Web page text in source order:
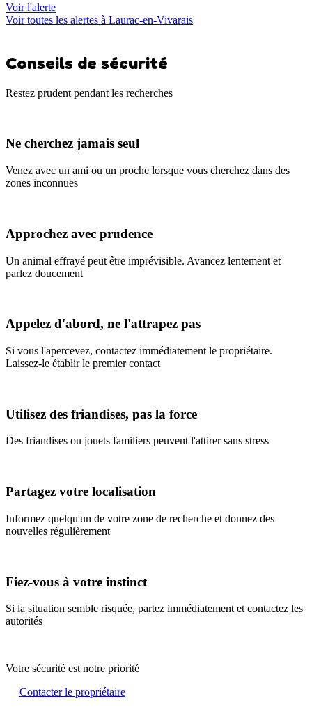
Voir l'alerte
Voir toutes les alertes à Laurac-en-Vivarais
Conseils de sécurité
Restez prudent pendant les recherches
Ne cherchez jamais seul
Venez avec un ami ou un proche lorsque vous cherchez dans des
zones inconnues
Approchez avec prudence
Un animal effrayé peut être imprévisible. Avancez lentement et
parlez doucement
Appelez d'abord, ne l'attrapez pas
Si vous l'apercevez, contactez immédiatement le propriétaire.
Laissez-le établir le premier contact
Utilisez des friandises, pas la force
Des friandises ou jouets familiers peuvent l'attirer sans stress
Partagez votre localisation
Informez quelqu'un de votre zone de recherche et donnez des
nouvelles régulièrement
Fiez-vous à votre instinct
Si la situation semble risquée, partez immédiatement et contactez les
autorités
Votre sécurité est notre priorité
Contacter le propriétaire